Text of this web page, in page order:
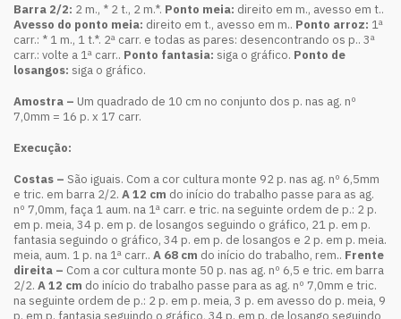
Barra 2/2: 2 m., * 2 t., 2 m.*. Ponto meia: direito em m., avesso em t..
Avesso do ponto meia: direito em t., avesso em m.. Ponto arroz: 1ª
carr.: * 1 m., 1 t.*. 2ª carr. e todas as pares: desencontrando os p.. 3ª
carr.: volte a 1ª carr.. Ponto fantasia: siga o gráfico. Ponto de
losangos: siga o gráfico.
Amostra – Um quadrado de 10 cm no conjunto dos p. nas ag. nº
7,0mm = 16 p. x 17 carr.
Execução:
Costas – São iguais. Com a cor cultura monte 92 p. nas ag. nº 6,5mm
e tric. em barra 2/2. A 12 cm do início do trabalho passe para as ag.
nº 7,0mm, faça 1 aum. na 1ª carr. e tric. na seguinte ordem de p.: 2 p.
em p. meia, 34 p. em p. de losangos seguindo o gráfico, 21 p. em p.
fantasia seguindo o gráfico, 34 p. em p. de losangos e 2 p. em p. meia.
meia, aum. 1 p. na 1ª carr.. A 68 cm do início do trabalho, rem.. Frente
direita – Com a cor cultura monte 50 p. nas ag. nº 6,5 e tric. em barra
2/2. A 12 cm do início do trabalho passe para as ag. nº 7,0mm e tric.
na seguinte ordem de p.: 2 p. em p. meia, 3 p. em avesso do p. meia, 9
p. em p. fantasia seguindo o gráfico, 34 p. em p. de losango seguindo